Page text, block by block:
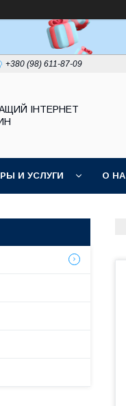
+380 (98) 611-87-09
ІНТЕРНЕТ
И УСЛУГИ О